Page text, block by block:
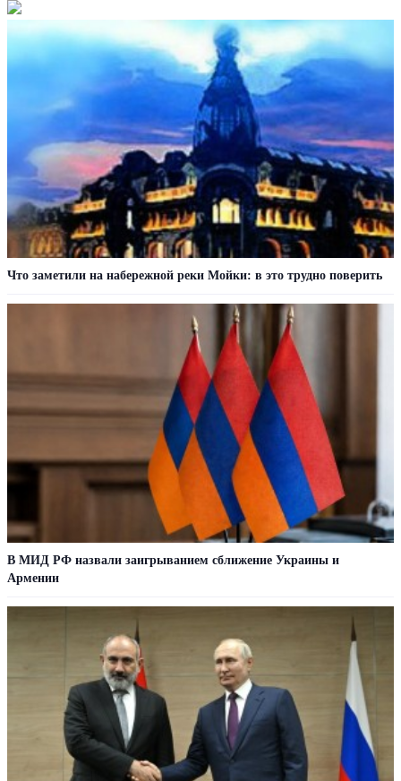
Что заметили на набережной реки Мойки: в это трудно поверить
В МИД РФ назвали заигрыванием сближение Украины и
Армении